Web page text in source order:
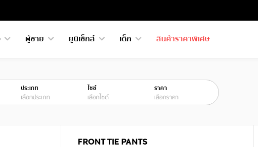
ผู้ชาย ยูนิเซ็กส์ เด็ก สินค้าราคาพิเศษ
ประเภท
เลือกประเภท
ไซซ์
เลือกไซด์
ราคา
เลือกราคา
FRONT TIE PANTS